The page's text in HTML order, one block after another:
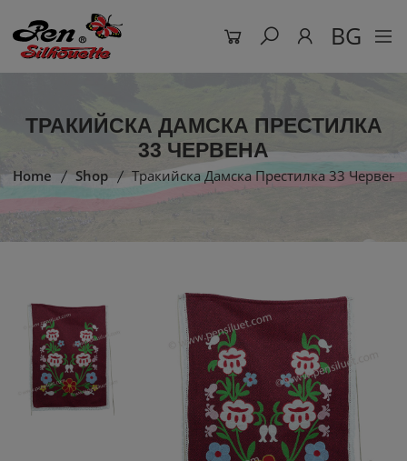
BG
ТРАКИЙСКА ДАМСКА ПРЕСТИЛКА
33 ЧЕРВЕНА
Home Shop Тракийска Дамска Престилка 33 Червена